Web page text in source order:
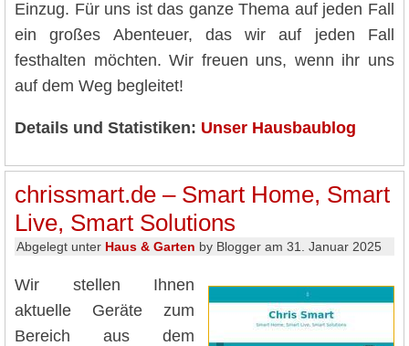
Einzug. Für uns ist das ganze Thema auf jeden Fall
ein großes Abenteuer, das wir auf jeden Fall
festhalten möchten. Wir freuen uns, wenn ihr uns
auf dem Weg begleitet!
Details und Statistiken: Unser Hausbaublog
chrissmart.de – Smart Home, Smart
Live, Smart Solutions
Abgelegt unter Haus & Garten by Blogger am 31. Januar 2025
Wir stellen Ihnen
aktuelle Geräte zum
Bereich aus dem